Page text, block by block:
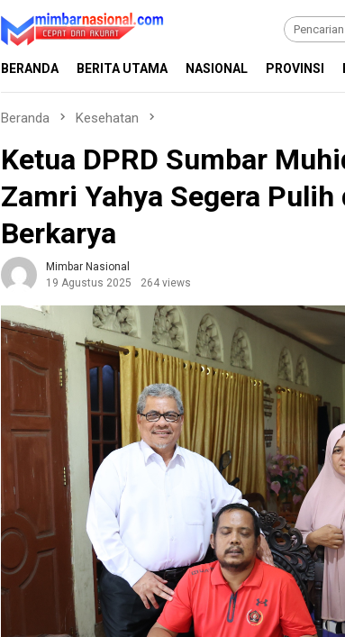
BERANDA BERITA UTAMA NASIONAL PROVINSI
Beranda Kesehatan
Ketua DPRD Sumbar
Zamri Yahya Segera Pulih
Berkarya
Mimbar Nasional
19 Agustus 2025
264 views